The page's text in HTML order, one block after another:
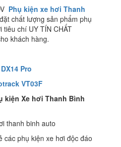
Phụ kiện xe hơi Thanh
chất lượng sản phẩm phụ
tiêu chí UY TÍN CHẤT
khách hàng.
Pro
VT03F
kiện Xe hơi Thanh Bình
thanh binh auto
phụ kiện xe hơi độc đáo